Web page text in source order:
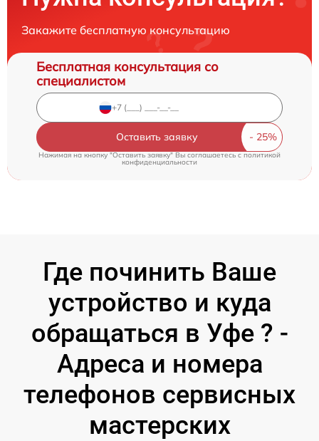
Закажите бесплатную консультацию
Бесплатная консультация со
специалистом
Оставить заявку
Нажимая на кнопку "Оставить заявку" Вы соглашаетесь cполитикой
конфиденциальности
Где починить Ваше
устройство и куда
обращаться в Уфе ? -
Адреса и номера
телефонов сервисных
мастерских